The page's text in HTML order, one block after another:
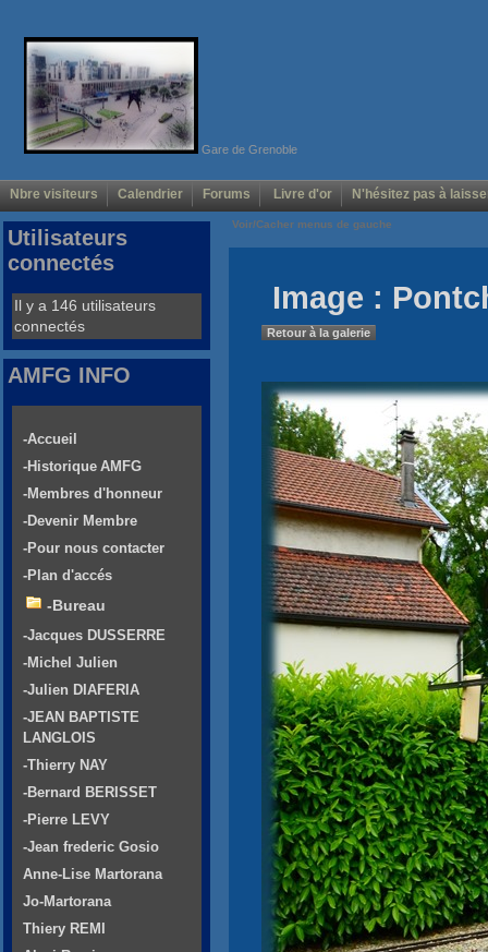
Gare de Grenoble
Nbre visiteurs Calendrier Forums Livre d'or N'hésitez pas à
Voir/Cacher menus de gauche
Image :
Retour à la galerie
Utilisateurs
connectés
Il y a 146 utilisateurs
connectés
AMFG INFO
-Accueil
-Historique AMFG
-Membres d'honneur
-Devenir Membre
-Pour nous contacter
-Plan d'accés
-Bureau
-Jacques DUSSERRE
-Michel Julien
-Julien DIAFERIA
-JEAN BAPTISTE
LANGLOIS
-Thierry NAY
-Bernard BERISSET
-Pierre LEVY
-Jean frederic Gosio
Anne-Lise Martorana
Jo-Martorana
Thiery REMI